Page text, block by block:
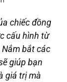
chiếc đồng
cấu hình từ
bắt các
giúp bạn
giá trị mà